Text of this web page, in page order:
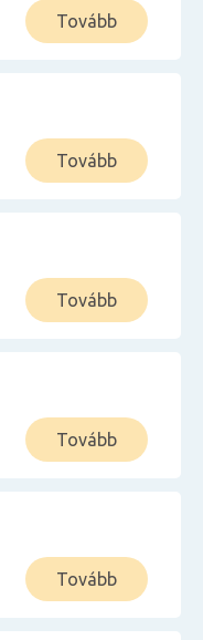
Tovább
Tovább
Tovább
Tovább
Tovább